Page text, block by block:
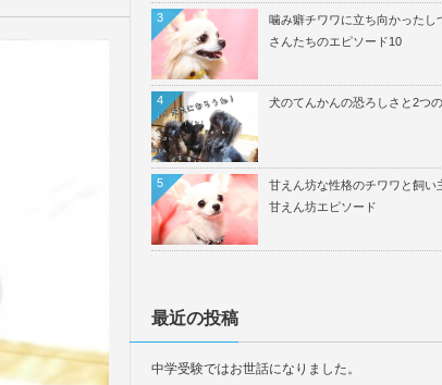
噛み癖チワワに立ち向かったし
さんたちのエピソード10
3
犬のてんかんの恐ろしさと2つ
4
甘えん坊な性格のチワワと飼い
甘えん坊エピソード
5
最近の投稿
中学受験ではお世話になりました。